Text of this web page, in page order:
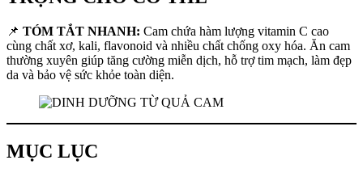
📌 TÓM TẮT NHANH: Cam chứa hàm lượng vitamin C cao
cùng chất xơ, kali, flavonoid và nhiều chất chống oxy hóa. Ăn cam
thường xuyên giúp tăng cường miễn dịch, hỗ trợ tim mạch, làm đẹp
da và bảo vệ sức khỏe toàn diện.
MỤC LỤC